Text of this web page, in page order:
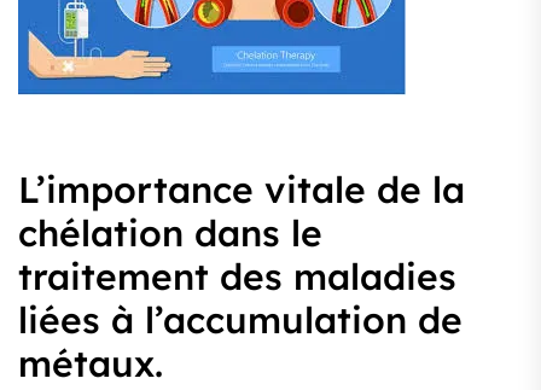
L’importance vitale de la
chélation dans le
traitement des maladies
liées à l’accumulation de
métaux.